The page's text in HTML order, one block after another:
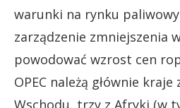
warunki na rynku
zarządzenie zmniejszenia
powodować wzrost cen
OPEC należą głównie kraje
Wschodu, trzy z Afryki (w